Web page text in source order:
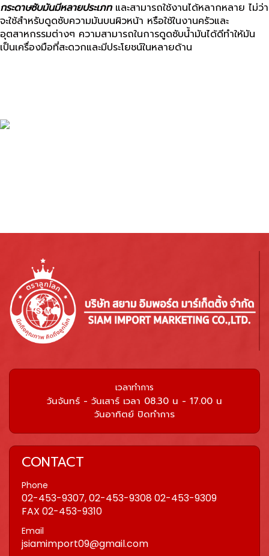
กระดาษซับมันมีหลายประเภท และสามารถใช้งานได้หลากหลาย ไม่ว่า
จะใช้สำหรับดูดซับความมันบนผิวหน้า หรือใช้ในงานครัวและ
อุตสาหกรรมต่างๆ ความสามารถในการดูดซับน้ำมันได้ดีทำให้มัน
เป็นเครื่องมือที่สะดวกและมีประโยชน์ในหลายด้าน
เวลาทำการ
วันจันทร์ - วันเสาร์ เวลา 08.30 น - 17.00 น
วันอาทิตย์ ปิดทำการ
CONTACT
Phone
02-453-9307, 02-453-9308 02-453-9309
FAX 02-453-9310
Email
jsiamimport09@gmail.com